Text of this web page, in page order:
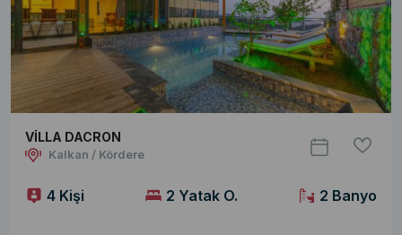
VİLLA DACRON
Kalkan / Kördere
4 Kişi 2 Yatak O. 2 Banyo